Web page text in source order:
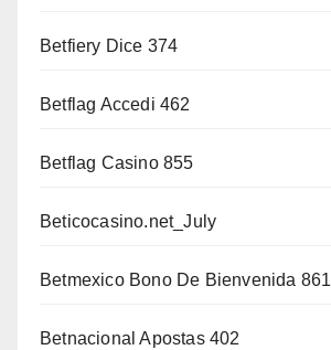
Betfiery Dice 374
Betflag Accedi 462
Betflag Casino 855
Beticocasino.net_July
Betmexico Bono De Bienvenida 861
Betnacional Apostas 402